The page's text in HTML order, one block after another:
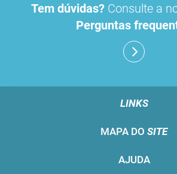
Tem dúvidas? Consulte a
Perguntas
LINKS
MAPA DO SITE
AJUDA